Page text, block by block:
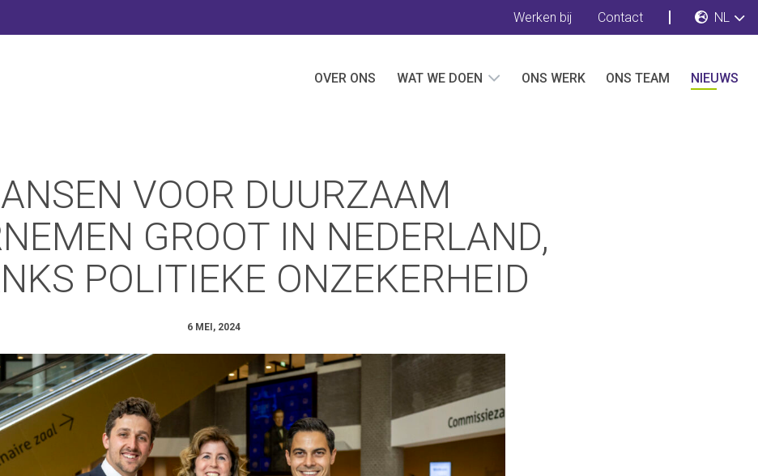
Werken bij Contact NL
OVER ONS WAT WE DOEN ONS WERK ONS TEAM NIEUWS
VOOR DUURZAAM
GROOT IN NEDERLAND,
POLITIEKE ONZEKERHEID
6 MEI, 2024